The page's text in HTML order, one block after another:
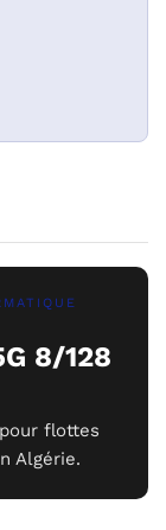
8/128
flottes
Algérie.